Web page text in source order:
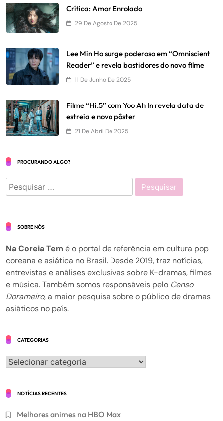
Crítica: Amor Enrolado
29 De Agosto De 2025
Lee Min Ho surge poderoso em “Omniscient
Reader” e revela bastidores do novo filme
11 De Junho De 2025
Filme “Hi.5” com Yoo Ah In revela data de
estreia e novo pôster
21 De Abril De 2025
PROCURANDO ALGO?
Pesquisar
por:
SOBRE NÓS
Na Coreia Tem é o portal de referência em cultura pop
coreana e asiática no Brasil. Desde 2019, traz notícias,
entrevistas e análises exclusivas sobre K-dramas, filmes
e música. Também somos responsáveis pelo Censo
Dorameiro, a maior pesquisa sobre o público de dramas
asiáticos no país.
CATEGORIAS
Categorias
NOTÍCIAS RECENTES
Melhores animes na HBO Max